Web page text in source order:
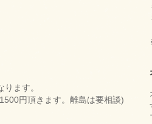
ます。
円頂きます。離島は要相談)